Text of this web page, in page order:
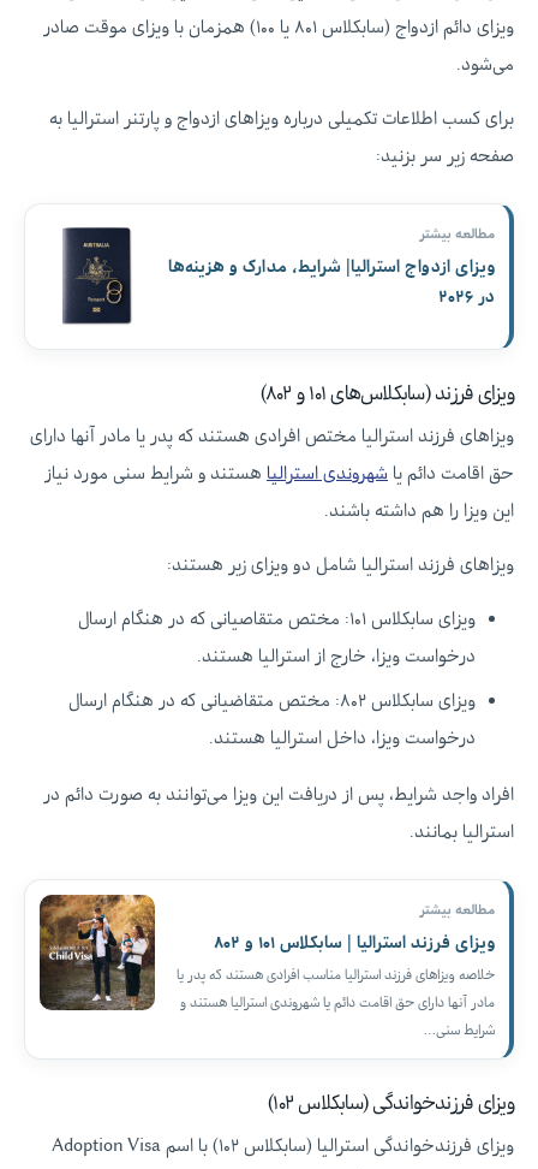
ویزای دائم ازدواج (سابکلاس ۸۰۱ یا ۱۰۰) همزمان با ویزای موقت صادر
می‌شود.
برای کسب اطلاعات تکمیلی درباره ویزاهای ازدواج و پارتنر استرالیا به
صفحه زیر سر بزنید:
مطالعه بیشتر
ویزای ازدواج استرالیا| شرایط، مدارک و هزینه‌ها
در ۲۰۲۶
ویزای فرزند (سابکلاس‌های ۱۰۱ و ۸۰۲)
ویزاهای فرزند استرالیا مختص افرادی هستند که پدر یا مادر آنها دارای
حق اقامت دائم یا شهروندی استرالیا هستند و شرایط سنی مورد نیاز
این ویزا را هم داشته باشند.
ویزاهای فرزند استرالیا شامل دو ویزای زیر هستند:
ویزای سابکلاس ۱۰۱: مختص متقاصیانی که در هنگام ارسال
درخواست ویزا، خارج از استرالیا هستند.
ویزای سابکلاس ۸۰۲: مختص متقاضیانی که در هنگام ارسال
درخواست ویزا، داخل استرالیا هستند.
افراد واجد شرایط، پس از دریافت این ویزا می‌توانند به صورت دائم در
استرالیا بمانند.
مطالعه بیشتر
ویزای فرزند استرالیا | سابکلاس ۱۰۱ و ۸۰۲
خلاصه ویزاهای فرزند استرالیا مناسب افرادی هستند که پدر یا
مادر آنها دارای حق اقامت دائم یا شهروندی استرالیا هستند و
شرایط سنی…
ویزای فرزندخواندگی (سابکلاس ۱۰۲)
ویزای فرزندخواندگی استرالیا (سابکلاس ۱۰۲) با اسم Adoption Visa